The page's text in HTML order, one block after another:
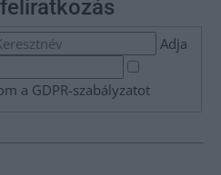
Adja
a GDPR-szabályzatot